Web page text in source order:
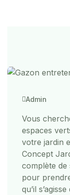
Admin
Vous
espaces
votre jardin
Concept
complète de
pour
qu’il